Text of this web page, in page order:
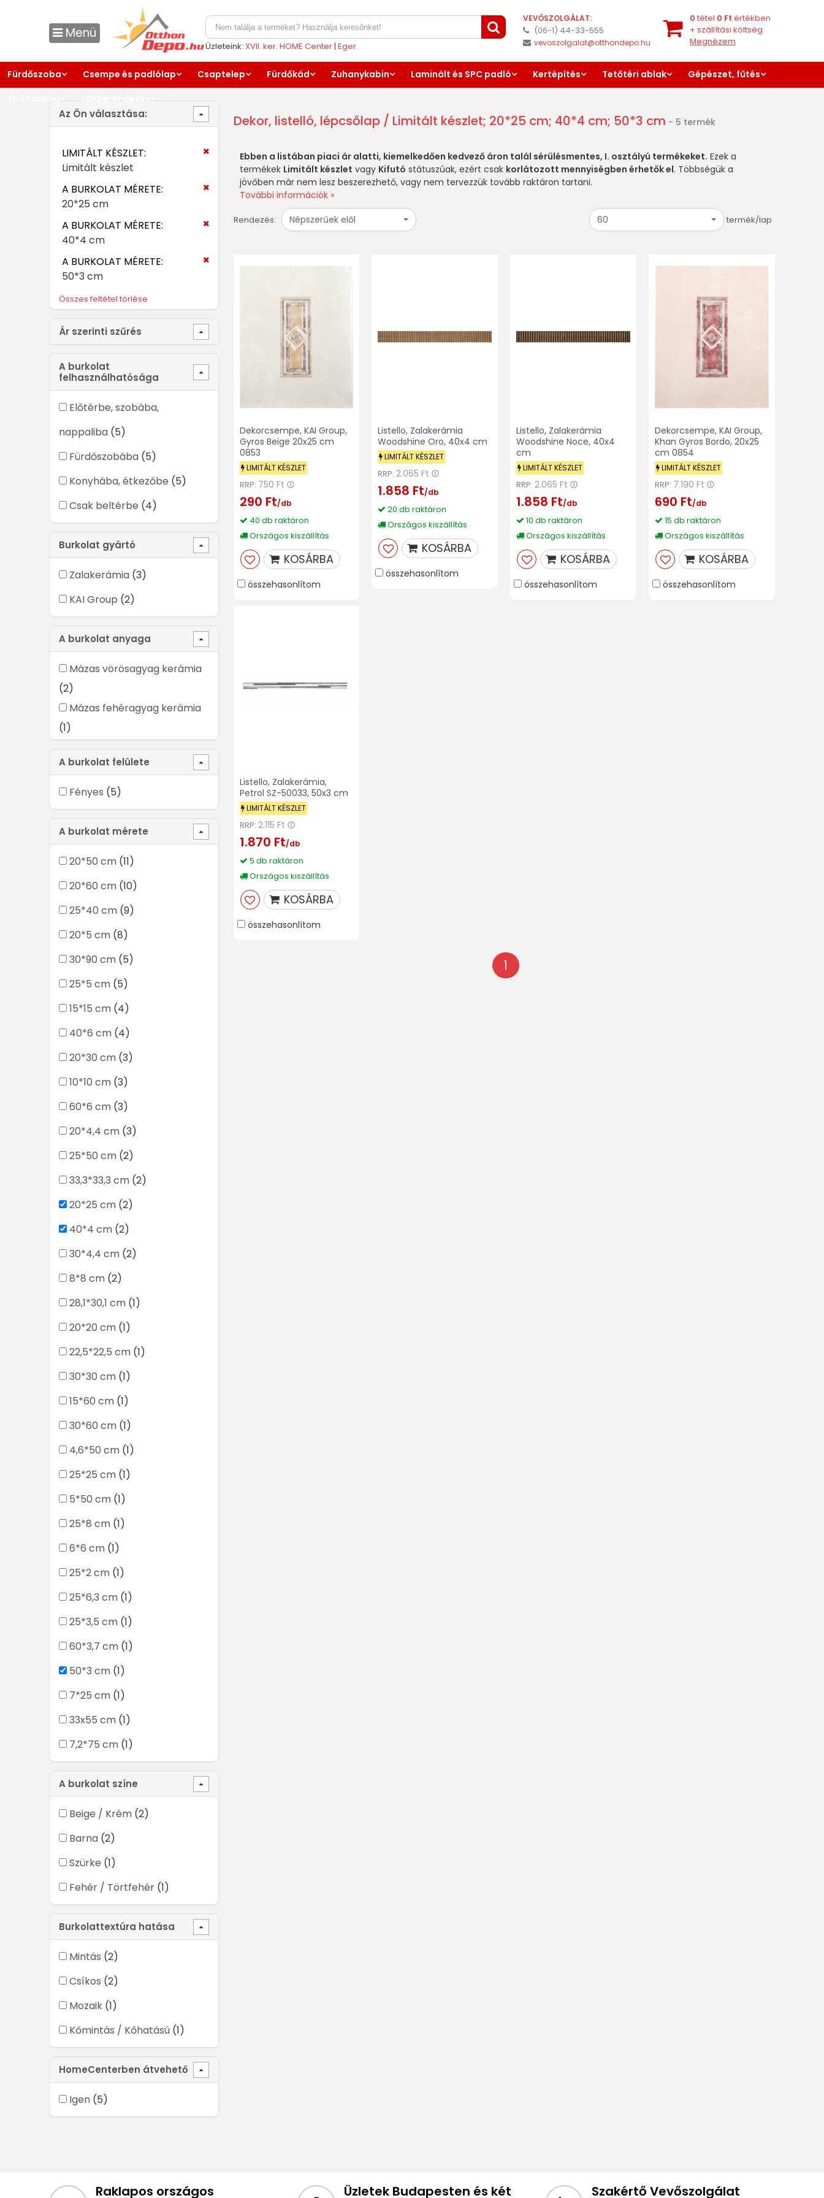
Menü
Üzleteink: XVII. ker. HOME Center| Eger
VEVŐSZOLGÁLAT:
(06-1) 44-33-555
vevoszolgalat@otthondepo.hu
0 tétel 0 Ft értékben
+ szállítási költség
Megnézem
Fürdőszoba Csempe és padlólap Csaptelep Fürdőkád Zuhanykabin Laminált és SPC padló Kertépítés Tetőtéri ablak
Gépészet, fűtés
Építőanyag
Lakberendezés
Dekor, listelló, lépcsőlap/ Limitált készlet; 20*25 cm; 40*4 cm; 50*3 cm - 5 termék
Ebben a listában piaci ár alatti, kiemelkedően kedvező áron talál sérülésmentes, I. osztályú termékeket. Ezek a
termékek Limitált készlet vagy Kifutó státuszúak, ezért csak korlátozott mennyiségben érhetők el. Többségük a
jövőben már nem lesz beszerezhető, vagy nem tervezzük tovább raktáron tartani.
További információk »
Rendezés: Népszerűek elől 60 termék/lap
Dekorcsempe, KAI Group,
Gyros Beige 20x25 cm
0853
LIMITÁLT KÉSZLET
RRP: 750 Ft
290 Ft/db
40 db raktáron
Országos kiszállítás
KOSÁRBA
összehasonlítom
Listello, Zalakerámia
Woodshine Oro, 40x4 cm
LIMITÁLT KÉSZLET
RRP: 2.065 Ft
1.858 Ft/db
20 db raktáron
Országos kiszállítás
KOSÁRBA
összehasonlítom
Listello, Zalakerámia
Woodshine Noce, 40x4
cm
LIMITÁLT KÉSZLET
RRP: 2.065 Ft
1.858 Ft/db
10 db raktáron
Országos kiszállítás
KOSÁRBA
összehasonlítom
Dekorcsempe, KAI Group,
Khan Gyros Bordo, 20x25
cm 0854
LIMITÁLT KÉSZLET
RRP: 7.190 Ft
690 Ft/db
15 db raktáron
Országos kiszállítás
KOSÁRBA
összehasonlítom
Listello, Zalakerámia,
Petrol SZ-50033, 50x3 cm
LIMITÁLT KÉSZLET
RRP: 2.115 Ft
1.870 Ft/db
5 db raktáron
Országos kiszállítás
KOSÁRBA
összehasonlítom
1
Az Ön választása:
LIMITÁLT KÉSZLET:
Limitált készlet
A BURKOLAT MÉRETE:
20*25 cm
A BURKOLAT MÉRETE:
40*4 cm
A BURKOLAT MÉRETE:
50*3 cm
Összes feltétel törlése
Ár szerinti szűrés
A burkolat
felhasználhatósága
Előtérbe, szobába,
nappaliba (5)
Fürdőszobába (5)
Konyhába, étkezőbe (5)
Csak beltérbe (4)
Burkolat gyártó
Zalakerámia (3)
KAI Group (2)
A burkolat anyaga
Mázas vörösagyag kerámia
(2)
Mázas fehéragyag kerámia
(1)
A burkolat felülete
Fényes (5)
A burkolat mérete
20*50 cm (11)
20*60 cm (10)
25*40 cm (9)
20*5 cm (8)
30*90 cm (5)
25*5 cm (5)
15*15 cm (4)
40*6 cm (4)
20*30 cm (3)
10*10 cm (3)
60*6 cm (3)
20*4,4 cm (3)
25*50 cm (2)
33,3*33,3 cm (2)
20*25 cm (2)
40*4 cm (2)
30*4,4 cm (2)
8*8 cm (2)
28,1*30,1 cm (1)
20*20 cm (1)
22,5*22,5 cm (1)
30*30 cm (1)
15*60 cm (1)
30*60 cm (1)
4,6*50 cm (1)
25*25 cm (1)
5*50 cm (1)
25*8 cm (1)
6*6 cm (1)
25*2 cm (1)
25*6,3 cm (1)
25*3,5 cm (1)
60*3,7 cm (1)
50*3 cm (1)
7*25 cm (1)
33x55 cm (1)
7,2*75 cm (1)
A burkolat színe
Beige / Krém (2)
Barna (2)
Szürke (1)
Fehér / Törtfehér (1)
Burkolattextúra hatása
Mintás (2)
Csíkos (2)
Mozaik (1)
Kőmintás / Kőhatású (1)
HomeCenterben átvehető
Igen (5)
Raklapos országos Üzletek Budapesten és két Szakértő Vevőszolgálat